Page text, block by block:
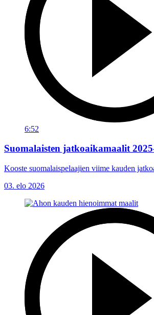
6:52
Suomalaisten jatkoaikamaalit
Kooste suomalaispelaajien viime kauden
03. elo 2026